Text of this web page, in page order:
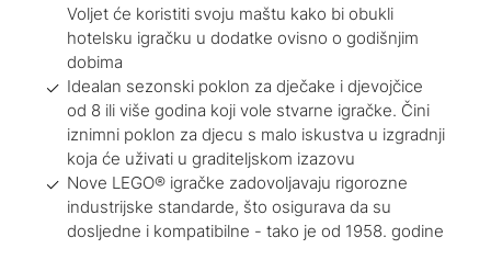
Voljet će koristiti svoju maštu kako bi obukli
hotelsku igračku u dodatke ovisno o godišnjim
dobima
Idealan sezonski poklon za dječake i djevojčice
od 8 ili više godina koji vole stvarne igračke. Čini
iznimni poklon za djecu s malo iskustva u izgradnji
koja će uživati u graditeljskom izazovu
Nove LEGO® igračke zadovoljavaju rigorozne
industrijske standarde, što osigurava da su
dosljedne i kompatibilne - tako je od 1958. godine